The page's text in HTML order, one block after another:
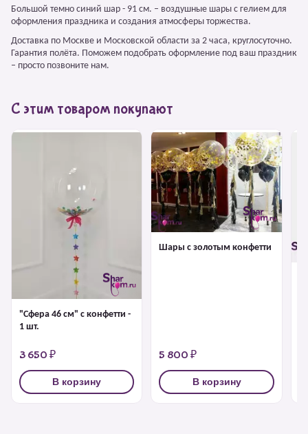
Большой темно синий шар - 91 см. – воздушные шары с гелием для
оформления праздника и создания атмосферы торжества.
Доставка по Москве и Московской области за 2 часа, круглосуточно.
Гарантия полёта. Поможем подобрать оформление под ваш праздник
– просто позвоните нам.
С этим товаром покупают
"Сфера 46 см" с конфетти -
1 шт.
3 650 ₽
В корзину
Шары с золотым конфетти
5 800 ₽
В корзину